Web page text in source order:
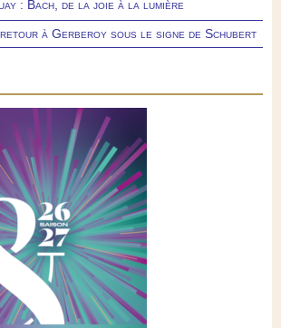
: Bach, de la joie à la lumière
à Gerberoy sous le signe de Schubert